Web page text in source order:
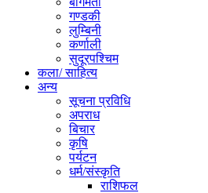
गण्डकी
लुम्बिनी
कर्णाली
सुदूरपश्चिम
कला/ साहित्य
अन्य
सूचना प्रविधि
अपराध
बिचार
कृषि
पर्यटन
धर्म/संस्कृति
राशिफल